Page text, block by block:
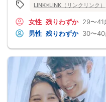
LINK×LINK（リンクリンク）
女性 残りわずか 29〜41
男性 残りわずか 30〜